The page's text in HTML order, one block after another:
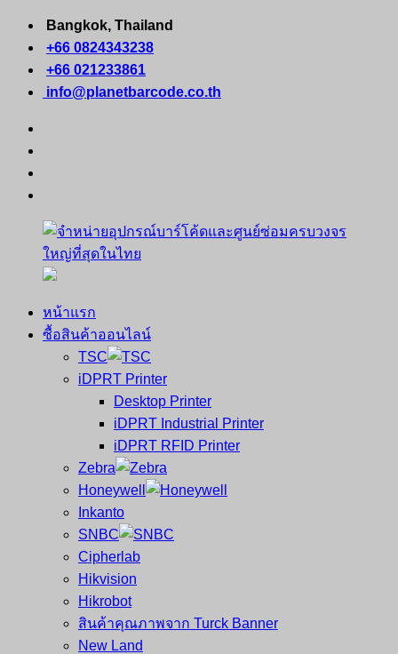
Skip
content
Bangkok, Thailand
+66 0824343238
+66 021233861
info@planetbarcode.co.th
จำหน่าย
คอมพิวเตอร์
หน้าแรก
ซื้อสินค้าออนไลน์
TSC
iDPRT Printer
Desktop Printer
iDPRT Industrial Printer
iDPRT RFID Printer
Zebra
Honeywell
Inkanto
SNBC
Cipherlab
Hikvision
Hikrobot
สินค้าคุณภาพจาก Turck Banner
New Land